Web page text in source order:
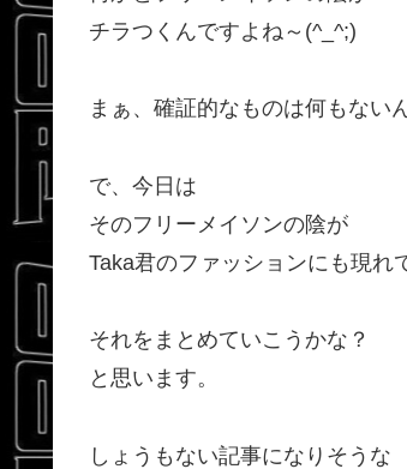
チラつくんですよね～(^_^;)
まぁ、確証的なものは何もない
で、今日は
そのフリーメイソンの陰が
Taka君のファッションにも現れ
それをまとめていこうかな？
と思います。
しょうもない記事になりそうな